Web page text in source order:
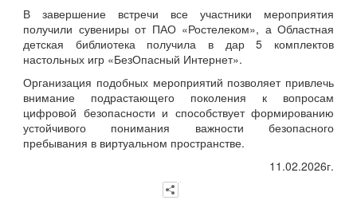
В завершение встречи все участники мероприятия
получили сувениры от ПАО «Ростелеком», а Областная
детская библиотека получила в дар 5 комплектов
настольных игр «БезОпасный Интернет».
Организация подобных мероприятий позволяет привлечь
внимание подрастающего поколения к вопросам
цифровой безопасности и способствует формированию
устойчивого понимания важности безопасного
пребывания в виртуальном пространстве.
11.02.2026г.